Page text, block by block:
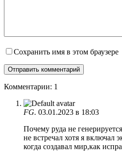
Сохранить имя в этом браузере
Комментарии: 1
FG. 03.01.2023 в 18:03
Почему руда не
не встречал хотя я включал
когда создавал мир,как